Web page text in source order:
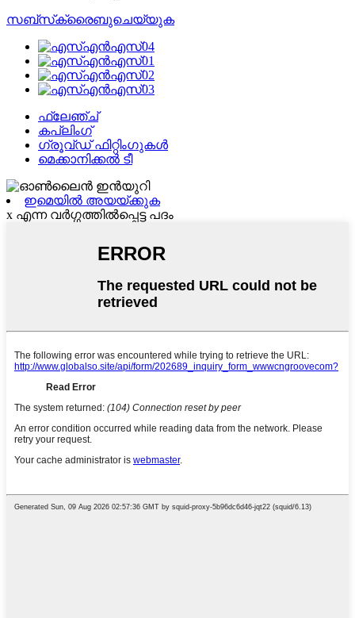
സബ്‌സ്‌ക്രൈബുചെയ്യുക
ഫ്ലേഞ്ച്
കപ്ലിംഗ്
ഗ്രൂവ്ഡ് ഫിറ്റിംഗുകൾ
മെക്കാനിക്കൽ ടീ
ഇമെയിൽ അയയ്ക്കുക
x എന്ന വർഗ്ഗത്തിൽപ്പെട്ട പദം